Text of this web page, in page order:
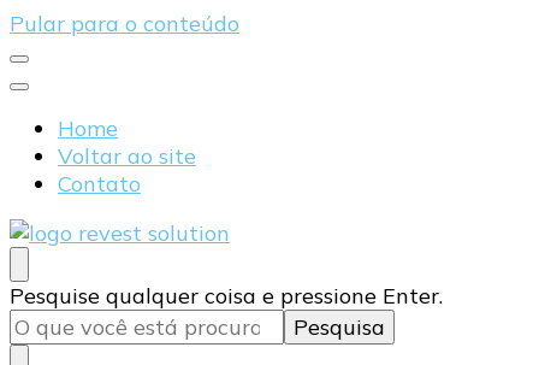
Pular para o conteúdo
Home
Voltar ao site
Contato
Blog Revest Solution
Procurando
algo?
Pesquise qualquer coisa e pressione Enter.